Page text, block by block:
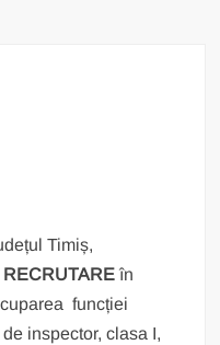
Timiș,
în
funcției
inspector, clasa I,